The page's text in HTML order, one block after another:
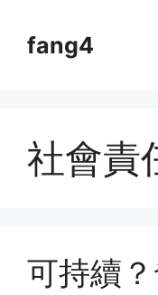
contentfang4
社會責
可持續？